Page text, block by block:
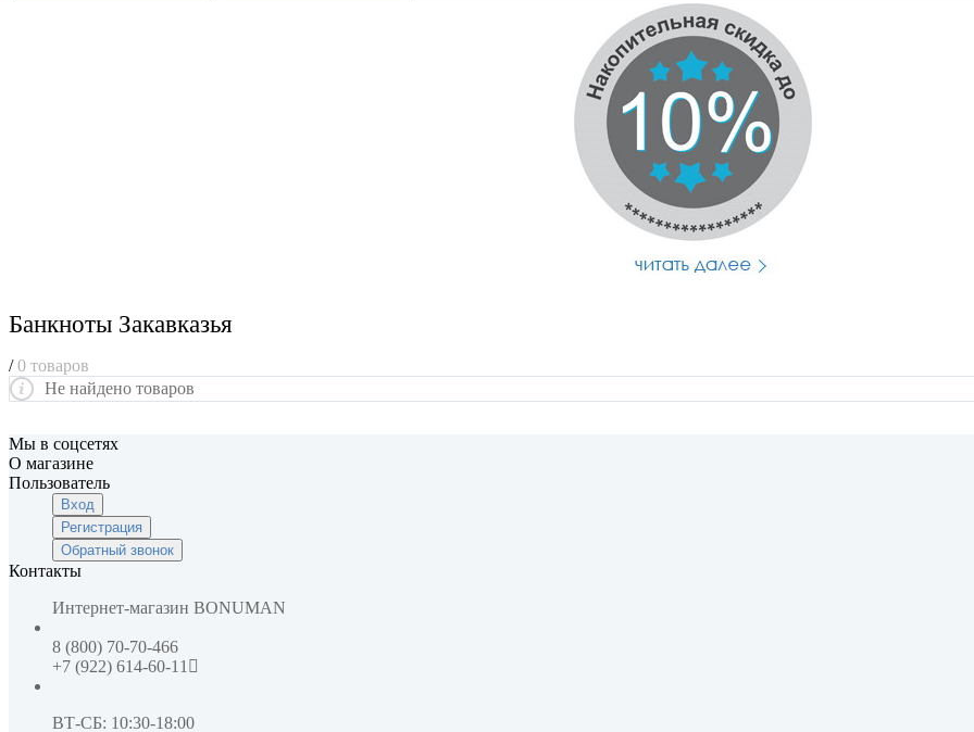
Банкноты Закавказья
/ 0 товаров
Не найдено товаров
Мы в соцсетях
О магазине
Пользователь
Вход
Регистрация
Обратный звонок
Контакты
Интернет-магазин BONUMAN
8 (800) 70-70-466
+7 (922) 614-60-11
ВТ-СБ: 10:30-18:00